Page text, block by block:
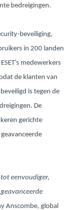
bedreigingen.
beveiliging,
in 200 landen
medewerkers
de klanten van
is tegen de
De
gerichte
eenvoudiger,
Anscombe, global